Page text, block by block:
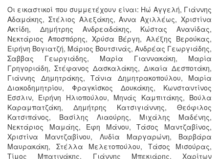
Οι εικαστικοί που συμμετέχουν είναι: Ηώ Αγγελή, Γιάννης
Αδαμάκης, Στέλιος Αλεξάκης, Αννα Αχιλλέως, Χριστίνα
Ακτίδη, Δημήτρης Ανδρεαδάκης, Κώστας Ανανίδας,
Νεκτάριος Αποσπόρης, Χρύσα Βέργη, Αλέξης Βερούκας,
Ειρήνη Βογιατζή, Μάριος Βουτσινάς, Ανδρέας Γεωργιάδης,
Σαββας Γεωργιάδης, Μαρία Γιαννακάκη, Μαρία
Γρηγοριάδη, Στέφανος Δασκαλάκης, Δικαία Δεσποτάκη,
Γιάννης Δημητράκης, Τάνια Δημητρακοπούλου, Μαρία
Διακοδημητρίου, Φραγκίσκος Δουκάκης, Κωνσταντίνος
Εσσλιν, Ειρήνη Ηλιοπούλου, Μηνάς Καμπιτάκης, Βούλα
Καραμπατζάκη, Δημήτρης Κατσιγιάννης, Θεόφιλος
Κατσιπάνος, Βασίλης Λιαούρης, Μιχάλης Μαδένης,
Νεκτάριος Μαμάης, Εφη Μάνου, Τάσος Μαντζαβίνος,
Χριστίνα Μαντζαβίνου, Λυδία Μαργαρώνη, Βαρβάρα
Μαυρακάκη, Στέλλα Μελετοπούλου, Τάσος Μισούρας,
Τίμος Μπατινάκης, Γιάννης Μπεκιάρης, Χαρίτων